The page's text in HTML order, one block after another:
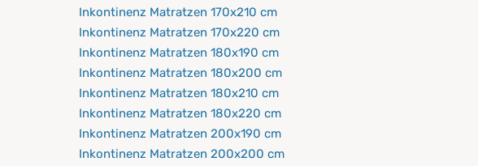
Inkontinenz Matratzen 170x210 cm
Inkontinenz Matratzen 170x220 cm
Inkontinenz Matratzen 180x190 cm
Inkontinenz Matratzen 180x200 cm
Inkontinenz Matratzen 180x210 cm
Inkontinenz Matratzen 180x220 cm
Inkontinenz Matratzen 200x190 cm
Inkontinenz Matratzen 200x200 cm